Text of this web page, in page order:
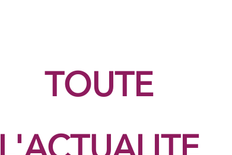
TOUTE